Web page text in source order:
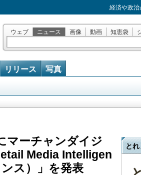
経済や政
ウェブ ニュース 画像 動画 知恵袋
リリース 写真
マーチャンダイジ
Media Intelligen
ス）」を発表
とれ